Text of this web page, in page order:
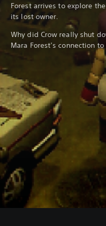
Forest arrives to explore
its lost owner.
Why did Crow really shut
Mara Forest’s connection to